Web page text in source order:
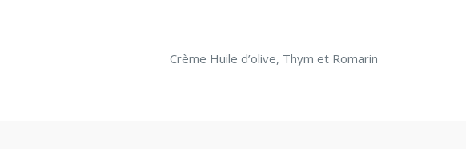
Crème Huile d’olive, Thym et Romarin